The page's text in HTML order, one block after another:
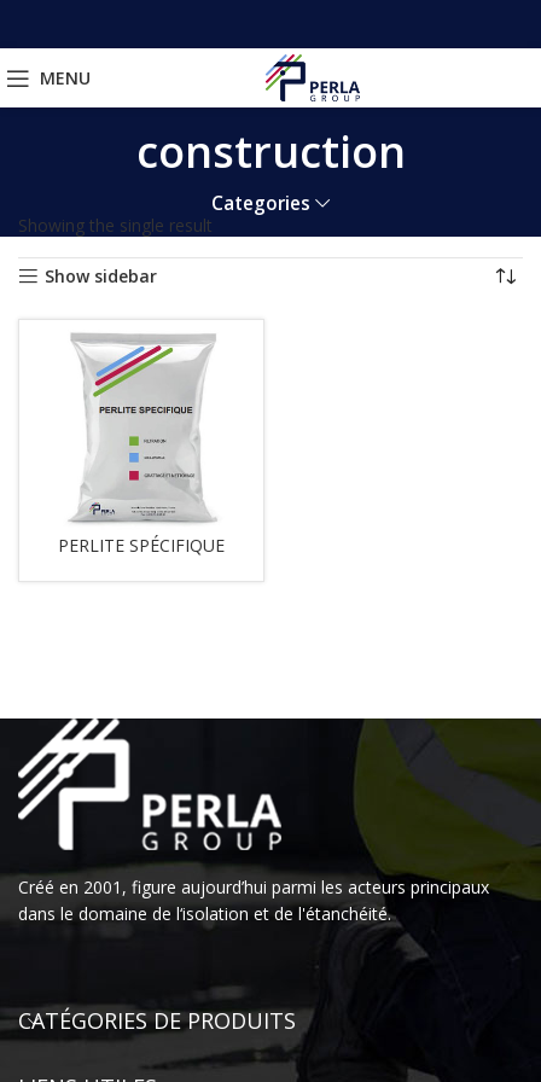
MENU
construction
Categories
Showing the single result
Show sidebar
PERLITE SPÉCIFIQUE
Créé en 2001, figure aujourd’hui parmi les acteurs principaux
dans le domaine de l‘isolation et de l'étanchéité.
CATÉGORIES DE PRODUITS